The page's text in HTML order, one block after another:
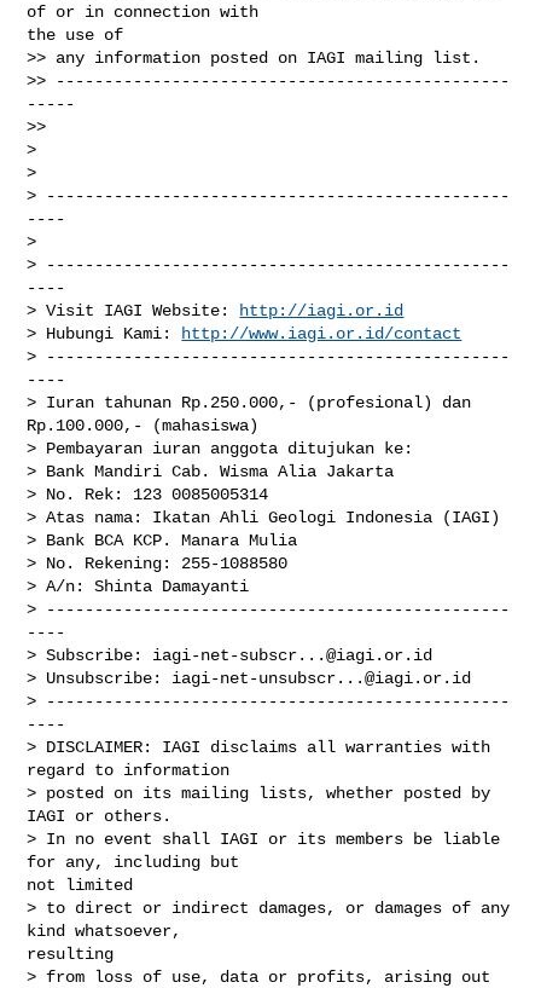
of or in connection with
the use of
>> any information posted on IAGI mailing list.
>> -----------------------------------------------
-----
>>
>
>
> ------------------------------------------------
----
>
> ------------------------------------------------
----
> Visit IAGI Website:
http://iagi.or.id
> Hubungi Kami:
http://www.iagi.or.id/contact
> ------------------------------------------------
----
> Iuran tahunan Rp.250.000,- (profesional) dan
Rp.100.000,- (mahasiswa)
> Pembayaran iuran anggota ditujukan ke:
> Bank Mandiri Cab. Wisma Alia Jakarta
> No. Rek: 123 0085005314
> Atas nama: Ikatan Ahli Geologi Indonesia (IAGI)
> Bank BCA KCP. Manara Mulia
> No. Rekening: 255-1088580
> A/n: Shinta Damayanti
> ------------------------------------------------
----
> Subscribe: iagi-net-subscr...@iagi.or.id
> Unsubscribe: iagi-net-unsubscr...@iagi.or.id
> ------------------------------------------------
----
> DISCLAIMER: IAGI disclaims all warranties with
regard to information
> posted on its mailing lists, whether posted by
IAGI or others.
> In no event shall IAGI or its members be liable
for any, including but
not limited
> to direct or indirect damages, or damages of any
kind whatsoever,
resulting
> from loss of use, data or profits, arising out